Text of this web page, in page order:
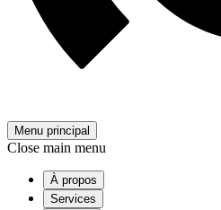
Menu principal
Close main menu
À propos
Services